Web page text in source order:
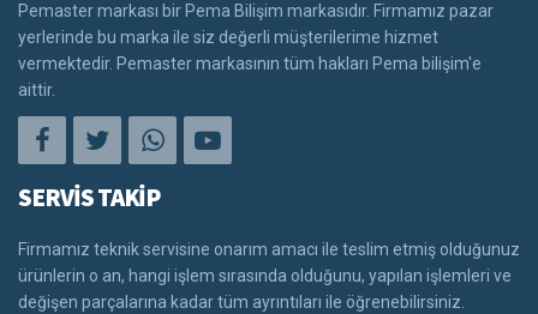
Pemaster markası bir Pema Bilişim markasıdır. Firmamız pazar
yerlerinde bu marka ile siz değerli müşterilerime hizmet
vermektedir. Pemaster markasının tüm hakları Pema bilişim'e
aittir.
SERVİS TAKİP
Firmamız teknik servisine onarım amacı ile teslim etmiş olduğunuz
ürünlerin o an, hangi işlem sırasında olduğunu, yapılan işlemleri ve
değişen parçalarına kadar tüm ayrıntıları ile öğrenebilirsiniz.